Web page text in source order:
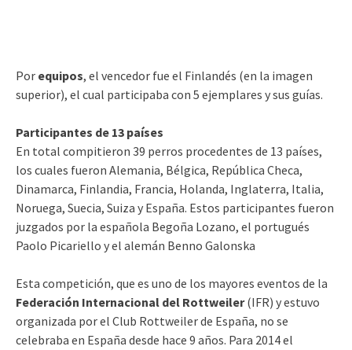
Por equipos, el vencedor fue el Finlandés (en la imagen
superior), el cual participaba con 5 ejemplares y sus guías.
Participantes de 13 países
En total compitieron 39 perros procedentes de 13 países,
los cuales fueron Alemania, Bélgica, República Checa,
Dinamarca, Finlandia, Francia, Holanda, Inglaterra, Italia,
Noruega, Suecia, Suiza y España. Estos participantes fueron
juzgados por la española Begoña Lozano, el portugués
Paolo Picariello y el alemán Benno Galonska
Esta competición, que es uno de los mayores eventos de la
Federación Internacional del Rottweiler(IFR) y estuvo
organizada por el Club Rottweiler de España, no se
celebraba en España desde hace 9 años. Para 2014 el